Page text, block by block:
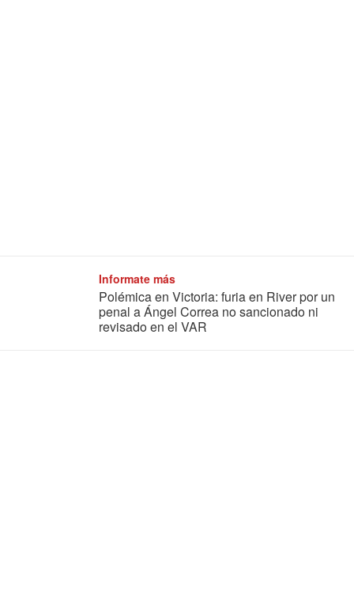
Informate más
Polémica en Victoria: furia en River por un
penal a Ángel Correa no sancionado ni
revisado en el VAR